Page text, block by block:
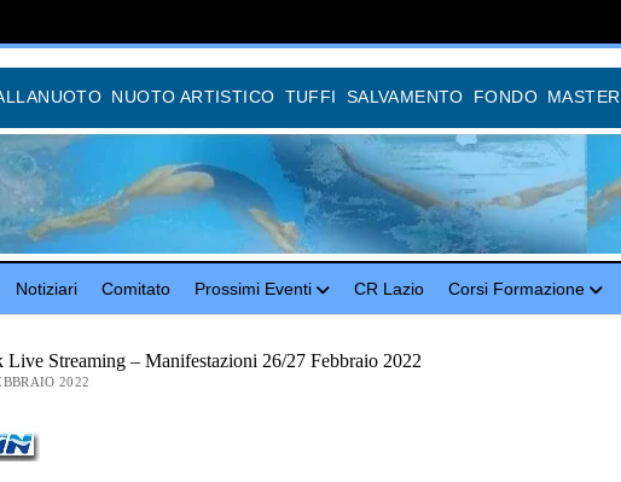
NUOTO ARTISTICO TUFFI SALVAMENTO FONDO MASTER
Notiziari Comitato Prossimi Eventi CR Lazio Corsi Formazione
Live Streaming – Manifestazioni 26/27 Febbraio 2022
2022